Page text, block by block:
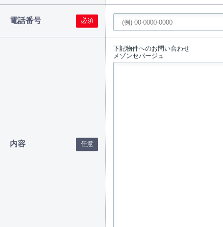
電話番号
内容
下記物件へのお問い合わせ
メゾンセパージュ